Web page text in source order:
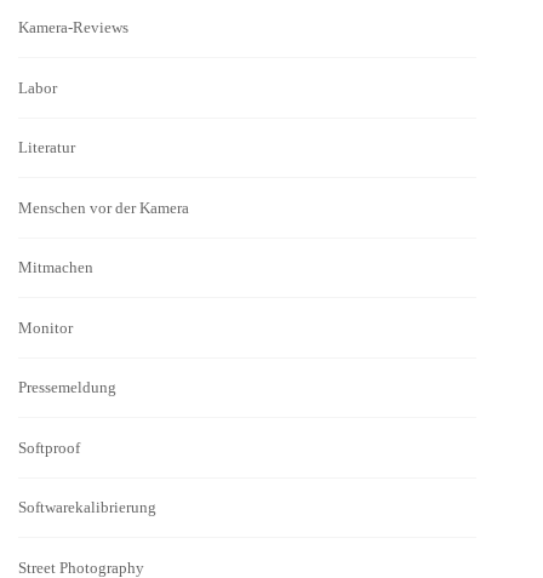
Kamera-Reviews
Labor
Literatur
Menschen vor der Kamera
Mitmachen
Monitor
Pressemeldung
Softproof
Softwarekalibrierung
Street Photography